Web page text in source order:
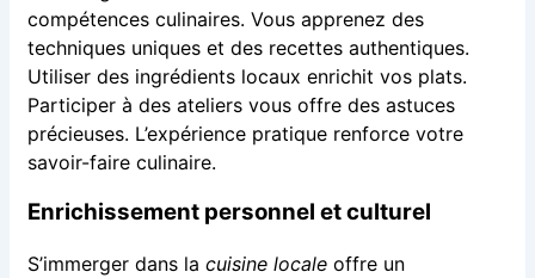
compétences culinaires. Vous apprenez des
techniques uniques et des recettes authentiques.
Utiliser des ingrédients locaux enrichit vos plats.
Participer à des ateliers vous offre des astuces
précieuses. L’expérience pratique renforce votre
savoir-faire culinaire.
Enrichissement personnel et culturel
S’immerger dans la cuisine localeoffre un